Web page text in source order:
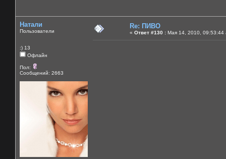
Натали
Пользователи
:) 13
Офлайн
Пол:
Сообщений: 2663
Re: ПИВО
« Ответ #130 : Мая 14, 2010, 09:53:44